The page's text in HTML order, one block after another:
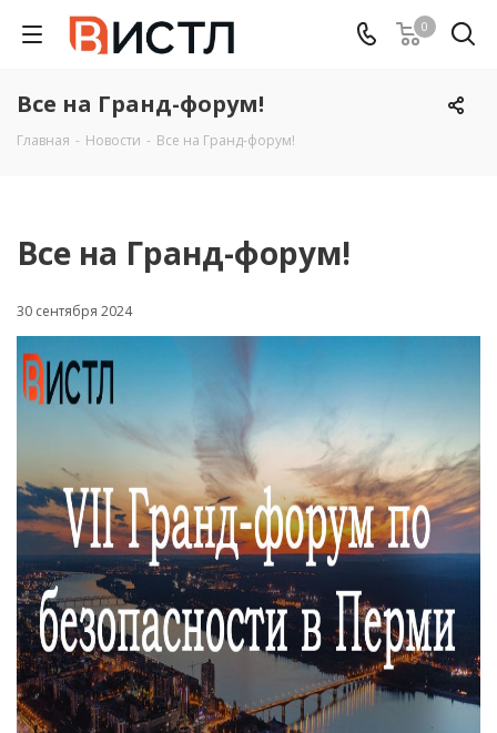
0
Все на Гранд-форум!
Главная - Новости - Все на Гранд-форум!
Все на Гранд-форум!
30 сентября 2024